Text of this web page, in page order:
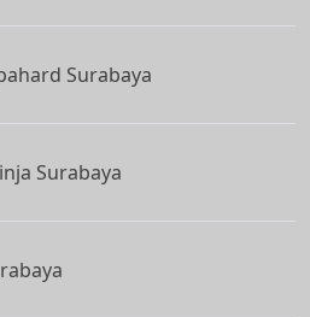
Surabaya
Surabaya